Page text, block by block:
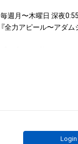
有していたとしても、
することを意味しません
を受けている者からの
(改変、公開、配布、逆
・本アイテムの購入、売
毎週月〜木曜日 深夜
『全力アピール〜アダム
そのパフォーマンスや
TBSテレビおよび番組
Login